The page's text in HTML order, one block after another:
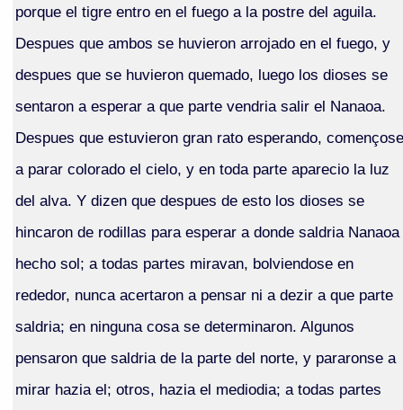
porque el tigre entro en el fuego a la postre del aguila.
Despues que ambos se huvieron arrojado en el fuego, y
despues que se huvieron quemado, luego los dioses se
sentaron a esperar a que parte vendria salir el Nanaoa.
Despues que estuvieron gran rato esperando, començose
a parar colorado el cielo, y en toda parte aparecio la luz
del alva. Y dizen que despues de esto los dioses se
hincaron de rodillas para esperar a donde saldria Nanaoa
hecho sol; a todas partes miravan, bolviendose en
rededor, nunca acertaron a pensar ni a dezir a que parte
saldria; en ninguna cosa se determinaron. Algunos
pensaron que saldria de la parte del norte, y pararonse a
mirar hazia el; otros, hazia el mediodia; a todas partes